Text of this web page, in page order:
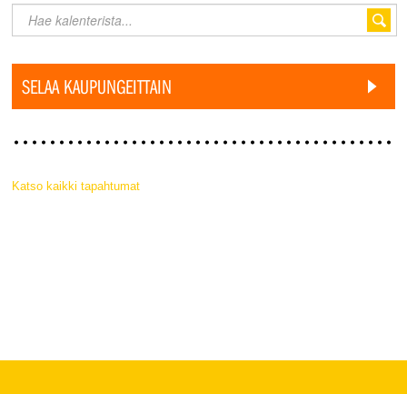
SELAA KAUPUNGEITTAIN
Katso kaikki tapahtumat